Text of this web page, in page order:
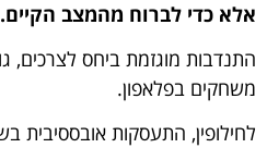
אלא כדי לברוח מהמצב הקיים.
התנדבות מוגזמת ביחס לצרכים,
משחקים בפלאפון.
לחילופין, התעסקות אובססיבית